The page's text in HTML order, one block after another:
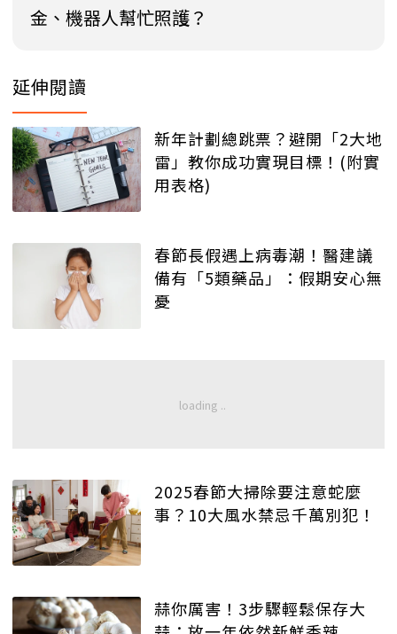
金、機器人幫忙照護？
延伸閱讀
新年計劃總跳票？避開「2大地
雷」教你成功實現目標！(附實
用表格)
春節長假遇上病毒潮！醫建議
備有「5類藥品」：假期安心無
憂
2025春節大掃除要注意蛇麼
事？10大風水禁忌千萬別犯！
蒜你厲害！3步驟輕鬆保存大